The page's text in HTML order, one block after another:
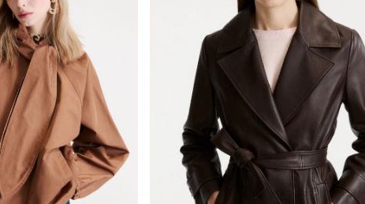
i srebrny
Wełna
FILTRY FILTRUJ